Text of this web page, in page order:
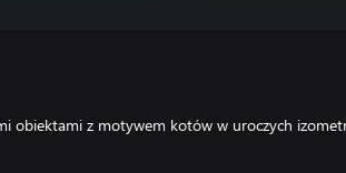
obiektami z motywem kotów w uroczych